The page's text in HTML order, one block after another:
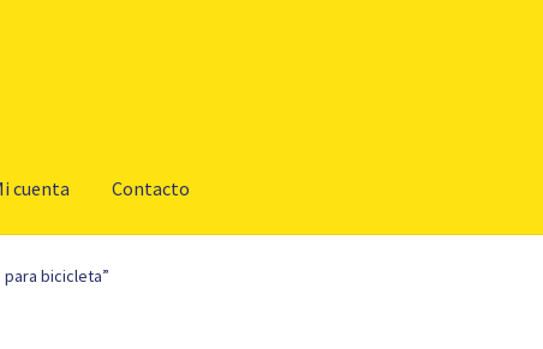
cuenta Contacto
bicicleta”